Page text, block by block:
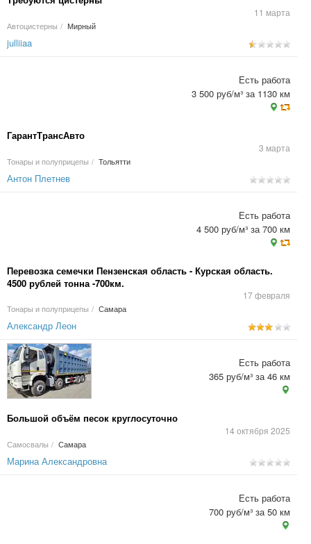
11 марта
Автоцистерны / Мирный
julliiaa
ГарантТрансАвто
3 марта
Тонары и полуприцепы / Тольятти
Есть работа
3 500 руб/м³ за 1130 км
Антон Плетнев
Перевозка семечки Пензенская область - Курская область.
4500 рублей тонна -700км.
17 февраля
Тонары и полуприцепы / Самара
Есть работа
4 500 руб/м³ за 700 км
Александр Леон
Большой объём песок круглосуточно
14 октября 2025
Самосвалы / Самара
Есть работа
365 руб/м³ за 46 км
Марина Александровна
Есть работа
700 руб/м³ за 50 км